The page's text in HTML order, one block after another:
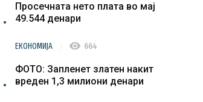
Просечната нето плата во мај
49.544 денари
ЕКОНОМИЈА visibility 664
ФОТО: Запленет златен накит
вреден 1,3 милиони денари